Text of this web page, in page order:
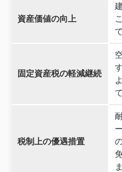
資産価値の向上
固定資産税の軽減継続
税制上の優遇措置